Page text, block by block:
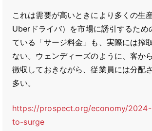
これは需要が高いときにより多くの生
Uberドライバ）を市場に誘引するため
ている「サージ料金」も、実際には搾
ない。ウェンディーズのように、客か
徴収しておきながら、従業員には分配
多い。
https://prospect.org/economy/
to-surge